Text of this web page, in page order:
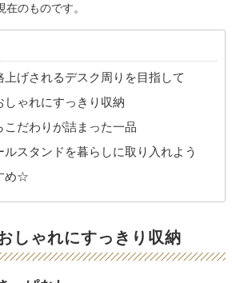
のものです。
上げされるデスク周りを目指して
しゃれにすっきり収納
こだわりが詰まった一品
スタンドを暮らしに取り入れよう
め☆
しゃれにすっきり収納